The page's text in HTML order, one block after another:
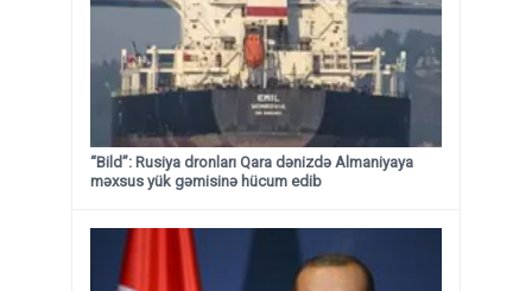
“Bild”: Rusiya dronları Qara dənizdə Almaniyaya
məxsus yük gəmisinə hücum edib